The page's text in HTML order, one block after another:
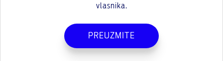
vlasnika.
PREUZMITE